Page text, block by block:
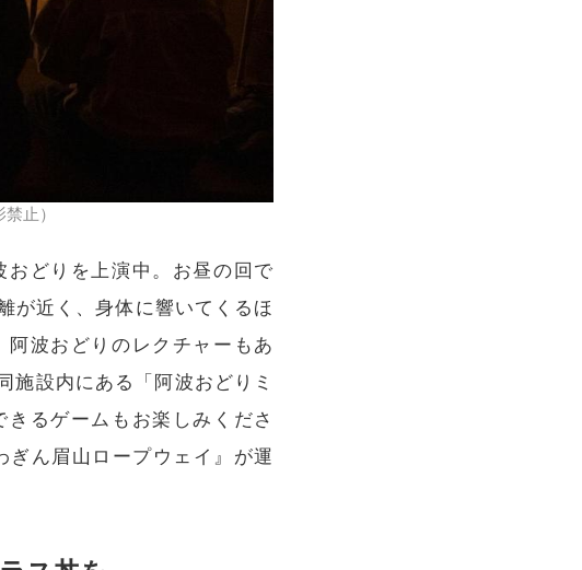
止）
どりを上演中。お昼の回で
が近く、身体に響いてくるほ
波おどりのレクチャーもあ
施設内にある「阿波おどりミ
るゲームもお楽しみくださ
ん眉山ロープウェイ』が運